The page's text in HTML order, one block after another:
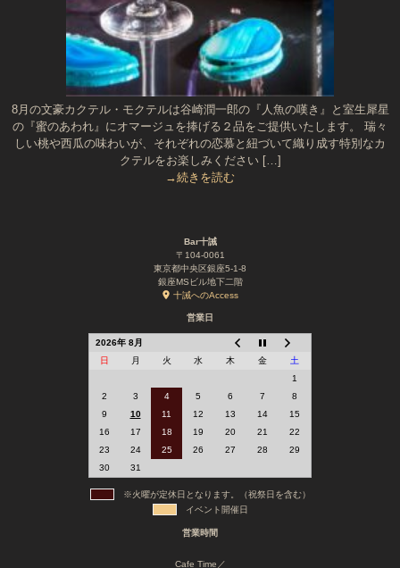
8月の文豪カクテル・モクテルは谷崎潤一郎の『人魚の嘆き』と室生犀星
の『蜜のあわれ』にオマージュを捧げる２品をご提供いたします。 瑞々
しい桃や西瓜の味わいが、それぞれの恋慕と紐づいて織り成す特別なカ
クテルをお楽しみください […]
→続きを読む
Bar十誡
〒104-0061
東京都中央区銀座5-1-8
銀座MSビル地下二階
十誡へのAccess
営業日
2026年 8月
日
月 火 水 木 金
土
1
2
3 4 5 6 7
8
9
10 11 12 13 14
15
16
17 18 19 20 21
22
23
24 25 26 27 28
29
30
31
※火曜が定休日となります。（祝祭日を含む）
イベント開催日
営業時間
Cafe Time／